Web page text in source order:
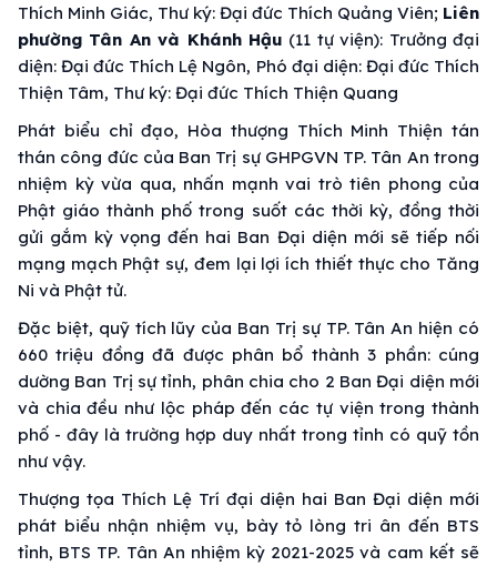
Thích Minh Giác, Thư ký: Đại đức Thích Quảng Viên; Liên
phường Tân An và Khánh Hậu (11 tự viện): Trưởng đại
diện: Đại đức Thích Lệ Ngôn, Phó đại diện: Đại đức Thích
Thiện Tâm, Thư ký: Đại đức Thích Thiện Quang
Phát biểu chỉ đạo, Hòa thượng Thích Minh Thiện tán
thán công đức của Ban Trị sự GHPGVN TP. Tân An trong
nhiệm kỳ vừa qua, nhấn mạnh vai trò tiên phong của
Phật giáo thành phố trong suốt các thời kỳ, đồng thời
gửi gắm kỳ vọng đến hai Ban Đại diện mới sẽ tiếp nối
mạng mạch Phật sự, đem lại lợi ích thiết thực cho Tăng
Ni và Phật tử.
Đặc biệt, quỹ tích lũy của Ban Trị sự TP. Tân An hiện có
660 triệu đồng đã được phân bổ thành 3 phần: cúng
dường Ban Trị sự tỉnh, phân chia cho 2 Ban Đại diện mới
và chia đều như lộc pháp đến các tự viện trong thành
phố - đây là trường hợp duy nhất trong tỉnh có quỹ tồn
như vậy.
Thượng tọa Thích Lệ Trí đại diện hai Ban Đại diện mới
phát biểu nhận nhiệm vụ, bày tỏ lòng tri ân đến BTS
tỉnh, BTS TP. Tân An nhiệm kỳ 2021-2025 và cam kết sẽ